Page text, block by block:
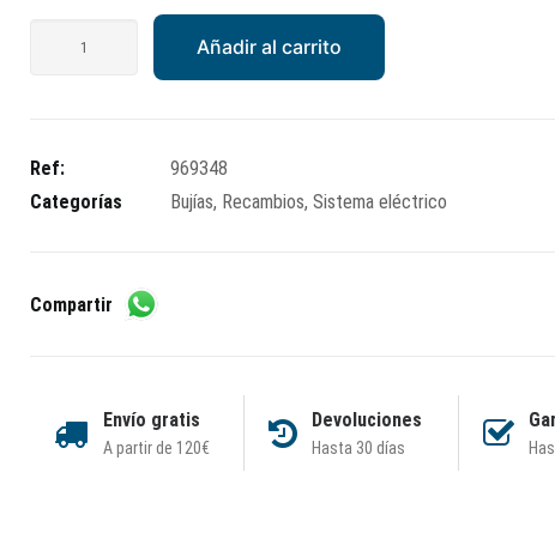
Añadir al carrito
Ref:
969348
Categorías
Bujías, Recambios, Sistema eléctrico
Compartir
Envío gratis
A partir de 120€
Devoluciones
Hasta 30 días